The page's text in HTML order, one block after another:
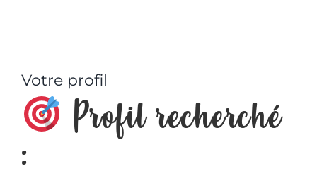
Votre profil
Profil recherché
: